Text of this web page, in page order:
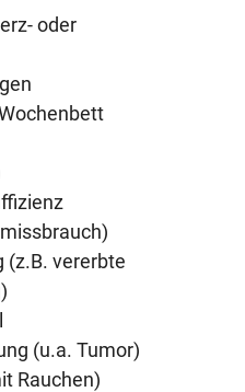
oder
(z.B. vererbte
(u.a. Tumor)
Rauchen)